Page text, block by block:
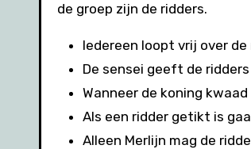
de groep zijn de ridders.
Iedereen loopt vrij over de
De sensei geeft de
Wanneer de koning
Als een ridder getikt is
Alleen Merlijn mag de